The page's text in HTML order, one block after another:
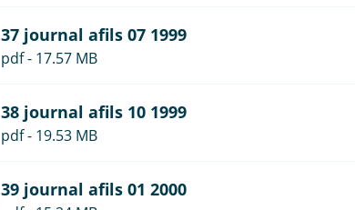
37 journal afils 07 1999
pdf - 17.57 MB
38 journal afils 10 1999
pdf - 19.53 MB
39 journal afils 01 2000